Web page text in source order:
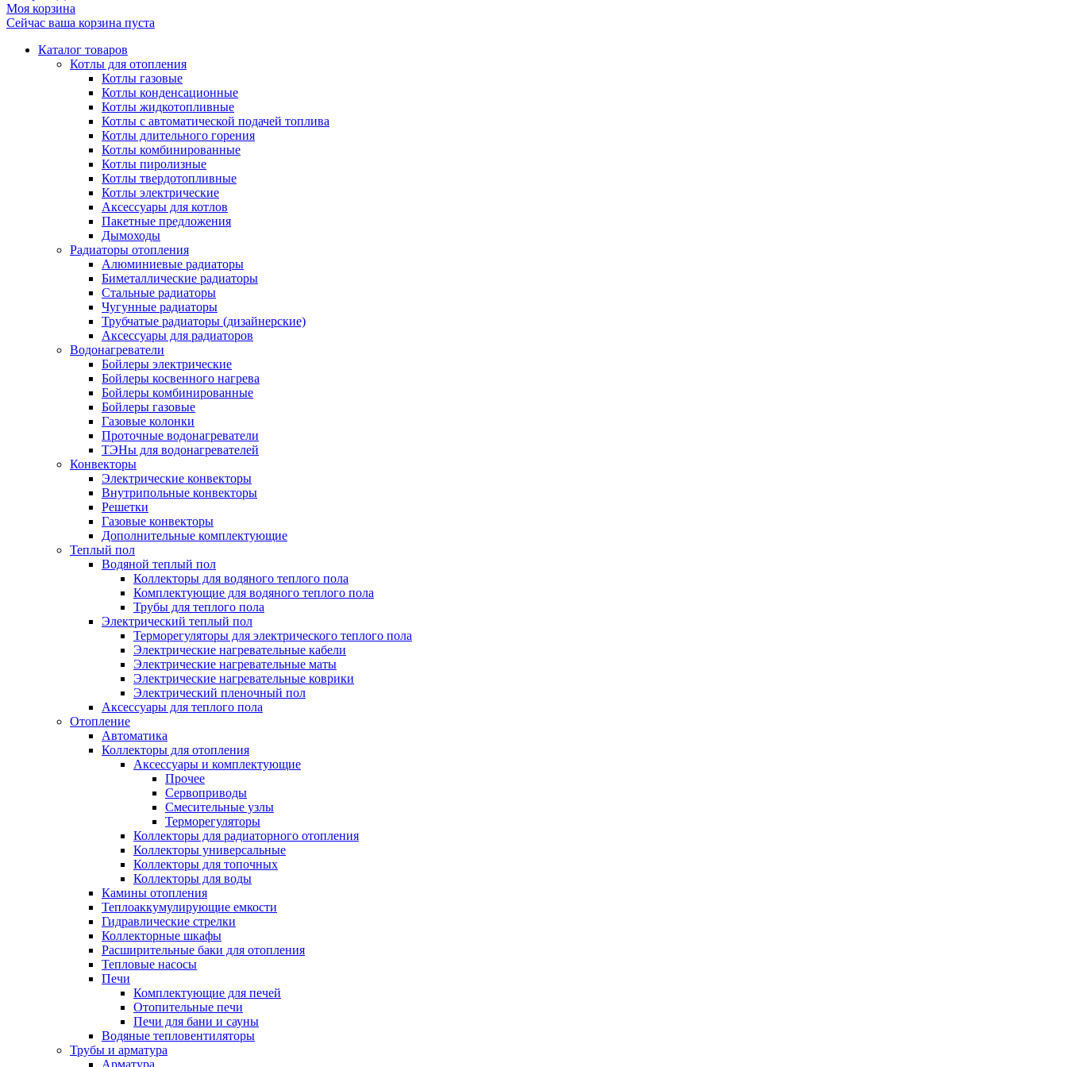
Моя корзина
Сейчас ваша корзина пуста
Каталог товаров
Котлы для отопления
Котлы газовые
Котлы конденсационные
Котлы жидкотопливные
Котлы с автоматической подачей топлива
Котлы длительного горения
Котлы комбинированные
Котлы пиролизные
Котлы твердотопливные
Котлы электрические
Аксессуары для котлов
Пакетные предложения
Дымоходы
Радиаторы отопления
Алюминиевые радиаторы
Биметаллические радиаторы
Стальные радиаторы
Чугунные радиаторы
Трубчатые радиаторы (дизайнерские)
Аксессуары для радиаторов
Водонагреватели
Бойлеры электрические
Бойлеры косвенного нагрева
Бойлеры комбинированные
Бойлеры газовые
Газовые колонки
Проточные водонагреватели
ТЭНы для водонагревателей
Конвекторы
Электрические конвекторы
Внутрипольные конвекторы
Решетки
Газовые конвекторы
Дополнительные комплектующие
Теплый пол
Водяной теплый пол
Коллекторы для водяного теплого пола
Комплектующие для водяного теплого пола
Трубы для теплого пола
Электрический теплый пол
Терморегуляторы для электрического теплого пола
Электрические нагревательные кабели
Электрические нагревательные маты
Электрические нагревательные коврики
Электрический пленочный пол
Аксессуары для теплого пола
Отопление
Автоматика
Коллекторы для отопления
Аксессуары и комплектующие
Прочее
Сервоприводы
Смесительные узлы
Терморегуляторы
Коллекторы для радиаторного отопления
Коллекторы универсальные
Коллекторы для топочных
Коллекторы для воды
Камины отопления
Теплоаккумулирующие емкости
Гидравлические стрелки
Коллекторные шкафы
Расширительные баки для отопления
Тепловые насосы
Печи
Комплектующие для печей
Отопительные печи
Печи для бани и сауны
Водяные тепловентиляторы
Трубы и арматура
Арматура